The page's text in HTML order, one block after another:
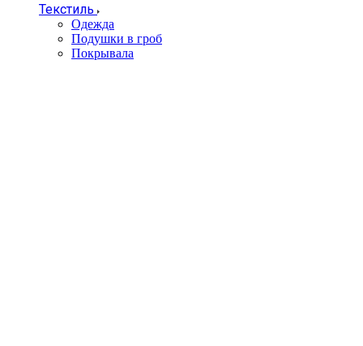
Текстиль
Одежда
Подушки в гроб
Покрывала